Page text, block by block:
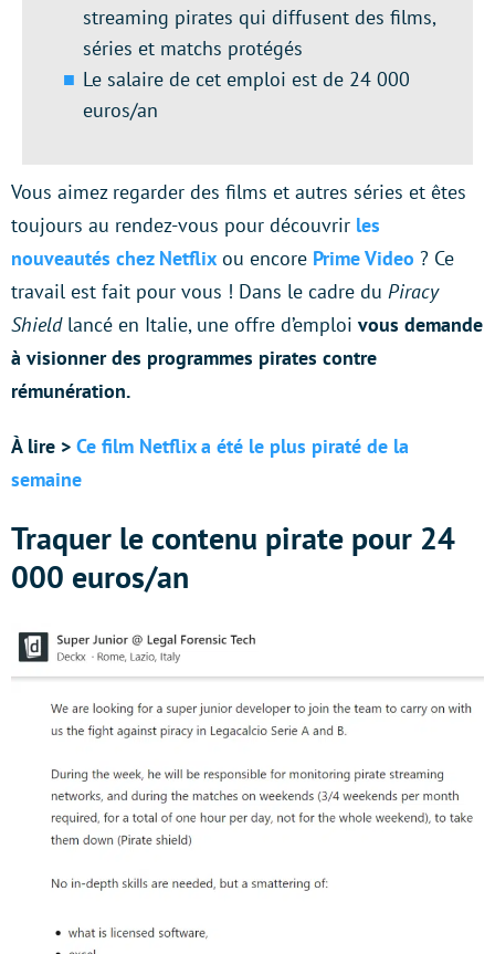
streaming pirates qui diffusent des films,
séries et matchs protégés
Le salaire de cet emploi est de 24 000
euros/an
Vous aimez regarder des films et autres séries et êtes
toujours au rendez-vous pour découvrir les
nouveautés chez Netflix ou encore Prime Video ? Ce
travail est fait pour vous ! Dans le cadre du Piracy
Shield lancé en Italie, une offre d’emploi vous demande
à visionner des programmes pirates contre
rémunération.
À lire > Ce film Netflix a été le plus piraté de la
semaine
Traquer le contenu pirate pour 24
000 euros/an